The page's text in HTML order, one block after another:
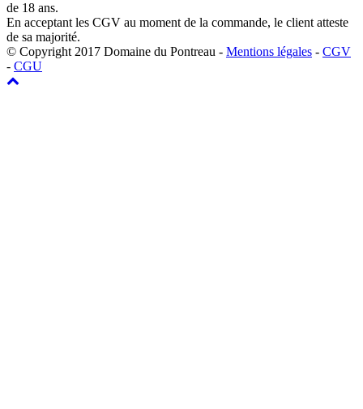
de 18 ans.
En acceptant les CGV au moment de la commande, le client atteste
de sa majorité.
© Copyright 2017 Domaine du Pontreau - Mentions légales - CGV
- CGU